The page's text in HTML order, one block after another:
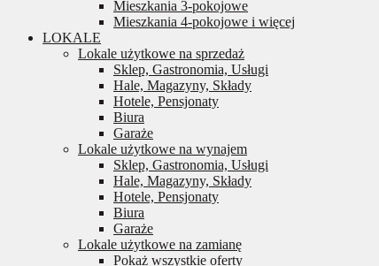
Mieszkania 3-pokojowe
Mieszkania 4-pokojowe i więcej
LOKALE
Lokale użytkowe na sprzedaż
Sklep, Gastronomia, Usługi
Hale, Magazyny, Składy
Hotele, Pensjonaty
Biura
Garaże
Lokale użytkowe na wynajem
Sklep, Gastronomia, Usługi
Hale, Magazyny, Składy
Hotele, Pensjonaty
Biura
Garaże
Lokale użytkowe na zamianę
Pokaż wszystkie oferty